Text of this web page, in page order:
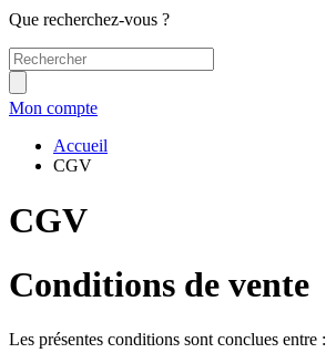
Que recherchez-vous ?
Mon compte
Accueil
CGV
CGV
Conditions de vente
Les présentes conditions sont conclues entre :